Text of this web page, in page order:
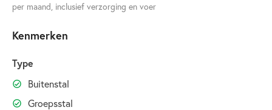
per maand, inclusief verzorging en voer
Kenmerken
Type
Buitenstal
Groepsstal